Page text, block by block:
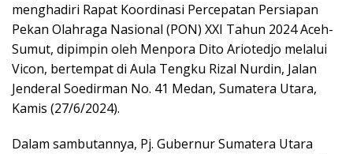
menghadiri Rapat Koordinasi Percepatan Persiapan
Pekan Olahraga Nasional (PON) XXI Tahun 2024 Aceh-
Sumut, dipimpin oleh Menpora Dito Ariotedjo melalui
Vicon, bertempat di Aula Tengku Rizal Nurdin, Jalan
Jenderal Soedirman No. 41 Medan, Sumatera Utara,
Kamis (27/6/2024).
Dalam sambutannya, Pj. Gubernur Sumatera Utara